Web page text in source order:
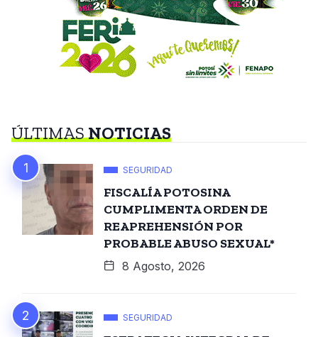
ÚLTIMASNOTICIAS
SEGURIDAD
FISCALÍA POTOSINA
CUMPLIMENTA ORDEN DE
REAPREHENSIÓN POR
PROBABLE ABUSO SEXUAL*
8 Agosto, 2026
SEGURIDAD